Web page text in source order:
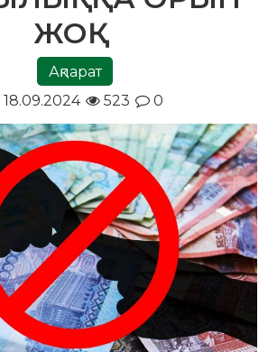
ЖОҚ
Ақпарат
18.09.2024
523 0